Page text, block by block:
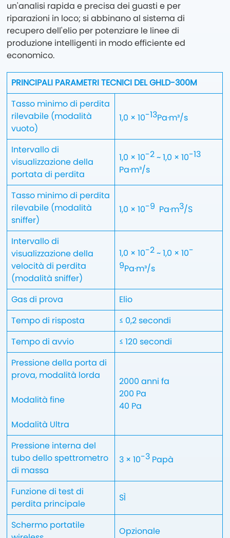
un'analisi rapida e precisa dei guasti e per
riparazioni in loco; si abbinano al sistema di
recupero dell'elio per potenziare le linee di
produzione intelligenti in modo efficiente ed
economico.
PRINCIPALI PARAMETRI TECNICI DEL GHLD-300M
Tasso minimo di perdita
rilevabile (modalità
vuoto)
1,0 × 10-13Pa·m³/s
Intervallo di
visualizzazione della
portata di perdita
1,0 × 10-2~ 1,0 × 10-13
Pa·m³/s
Tasso minimo di perdita
rilevabile (modalità
sniffer)
1,0 × 10-9 Pa·m3/S
Intervallo di
visualizzazione della
velocità di perdita
(modalità sniffer)
1,0 × 10-2~ 1,0 × 10-
9Pa·m³/s
Gas di prova
Elio
Tempo di risposta
≤ 0,2 secondi
Tempo di avvio
≤ 120 secondi
Pressione della porta di
prova, modalità lorda
Modalità fine
Modalità Ultra
2000 anni fa
200 Pa
40 Pa
Pressione interna del
tubo dello spettrometro
di massa
3 × 10-3 Papà
Funzione di test di
perdita principale
SÌ
Schermo portatile
Opzionale